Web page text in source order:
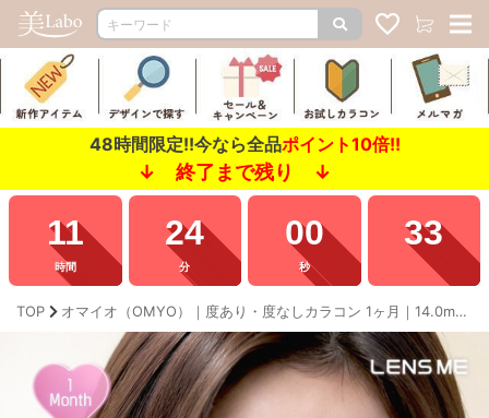
48時間限定!!今なら全品ポイント10倍!!
↓ 終了まで残り ↓
11
時間
23
分
56
秒
80
TOP オマイオ（OMYO）｜度あり・度なしカラコン 1ヶ月｜14.0mm｜ミンギョン